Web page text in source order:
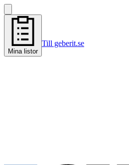
Mina listor
Till geberit.se